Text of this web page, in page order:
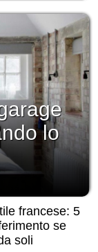
lo
francese: 5
se
soli